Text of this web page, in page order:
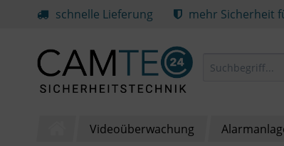
schnelle Lieferung mehr Sicherheit
Videoüberwachung